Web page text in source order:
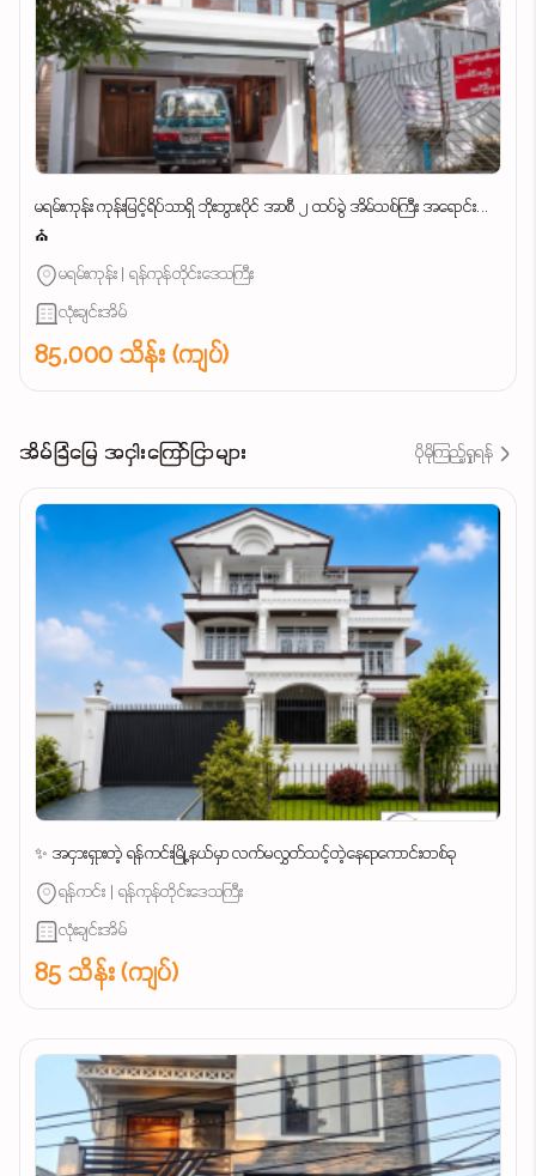
မရမ်းကုန်း ကုန်းမြင့်ရိပ်သာရှိ ဘိုးဘွားပိုင် အာစီ ၂ ထပ်ခွဲ အိမ်သစ်ကြီး အရောင်း...
⛪
မရမ်းကုန်း | ရန်ကုန်တိုင်းဒေသကြီး
လုံးချင်းအိမ်
85,000 သိန်း (ကျပ်)
အိမ်ခြံမြေ အငှါးကြော်ငြာများ ပိုမိုကြည့်ရှုရန်
✨ အငှားရှားတဲ့ ရန်ကင်းမြို့နယ်မှာ လက်မလွှတ်သင့်တဲ့နေရာကောင်းတစ်ခု
ရန်ကင်း | ရန်ကုန်တိုင်းဒေသကြီး
လုံးချင်းအိမ်
85 သိန်း (ကျပ်)